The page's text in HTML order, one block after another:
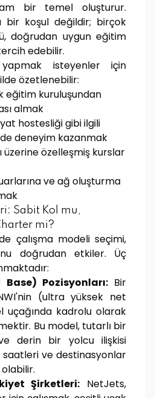
bir temel oluşturur.
bir koşul değildir; birçok
doğrudan uygun eğitim
edebilir.
isteyenler için
özetlenebilir:
eğitim kuruluşundan
almak
hostesliği gibi ilgili
deneyim kazanmak
üzerine özelleşmiş kurslar
ve ağ oluşturma
Sabit Kol mu,
mi?
çalışma modeli seçimi,
doğrudan etkiler. Üç
Pozisyonları:Bir
(ultra yüksek net
uçağında kadrolu olarak
Bu model, tutarlı bir
derin bir yolcu ilişkisi
saatleri ve destinasyonlar
Şirketleri: NetJets,